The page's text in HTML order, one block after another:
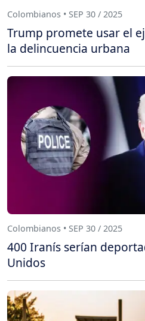
Colombianos • SEP 30 / 2025
Trump promete usar el
la delincuencia urbana
Colombianos • SEP 30 / 2025
400 Iranís serían
Unidos